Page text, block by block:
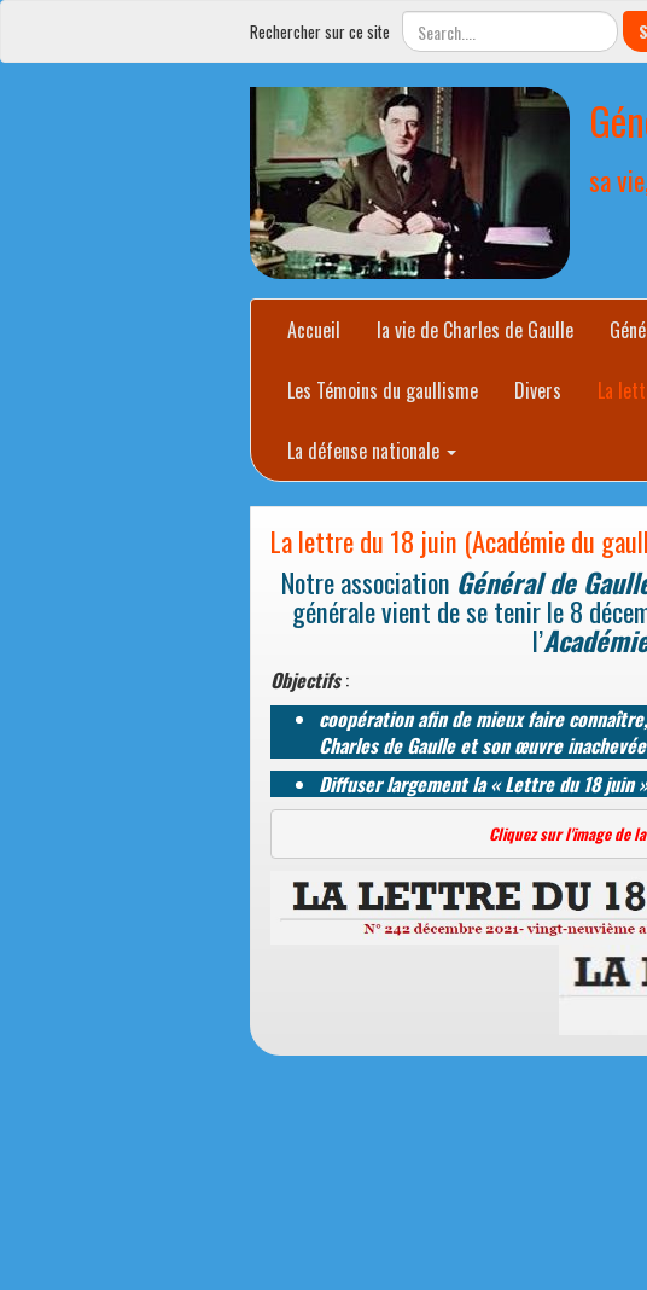
Rechercher sur ce site
sa
Accueil la vie de Charles de Gaulle
Les Témoins du gaullisme Divers La
La défense nationale
La lettre du 18 juin (Académie du
Notre association Général de
générale vient de se tenir le 8
l’
Objectifs:
coopération afin de mieux faire
Charles de Gaulle et son œuvre inachevée
Diffuser largement la « Lettre du 18 juin
Cliquez sur l'image de